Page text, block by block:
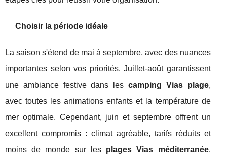
Choisir la période idéale
La saison s'étend de mai à septembre, avec des nuances
importantes selon vos priorités. Juillet-août garantissent
une ambiance festive dans les camping Vias plage,
avec toutes les animations enfants et la température de
mer optimale. Cependant, juin et septembre offrent un
excellent compromis : climat agréable, tarifs réduits et
moins de monde sur les plages Vias méditerranée.